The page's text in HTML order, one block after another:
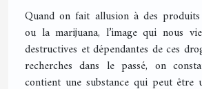
Quand on fait allusion à des
ou la marijuana, l’image qui nous
destructives et dépendantes de ces
recherches dans le passé, on
contient une substance qui peut